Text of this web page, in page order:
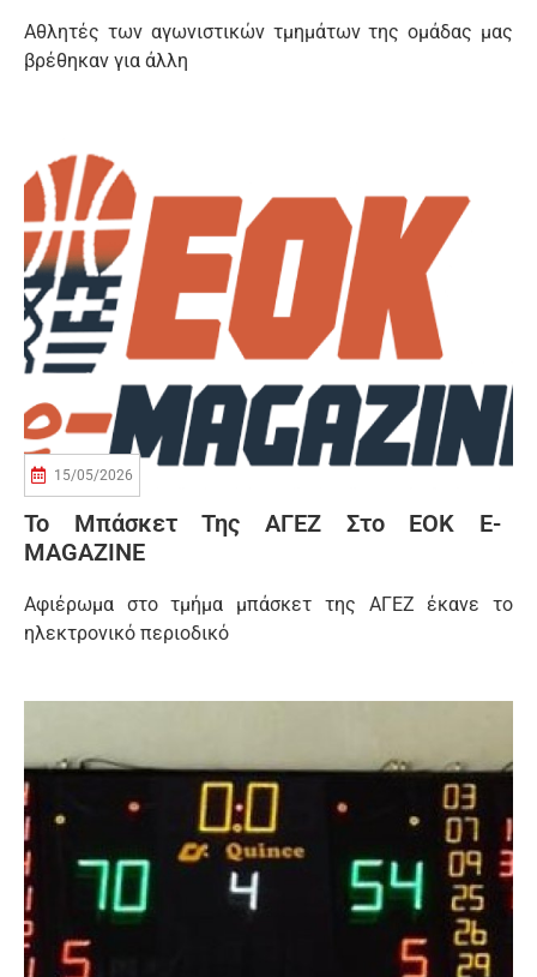
Αθλητές των αγωνιστικών τμημάτων της ομάδας μας
βρέθηκαν για άλλη
15/05/2026
Το Μπάσκετ Της ΑΓΕΖ Στο EOK E-
MAGAZINE
Αφιέρωμα στο τμήμα μπάσκετ της ΑΓΕΖ έκανε το
ηλεκτρονικό περιοδικό